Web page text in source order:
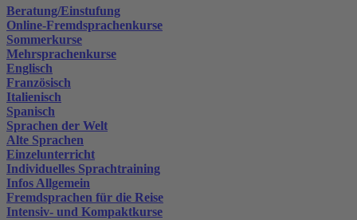
Beratung/Einstufung
Online-Fremdsprachenkurse
Sommerkurse
Mehrsprachenkurse
Englisch
Französisch
Italienisch
Spanisch
Sprachen der Welt
Alte Sprachen
Einzelunterricht
Individuelles Sprachtraining
Infos Allgemein
Fremdsprachen für die Reise
Intensiv- und Kompaktkurse